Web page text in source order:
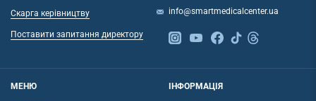
Скарга керівництву
Поставити запитання директору
info@smartmedicalcenter.ua
МЕНЮ ІНФОРМАЦІЯ